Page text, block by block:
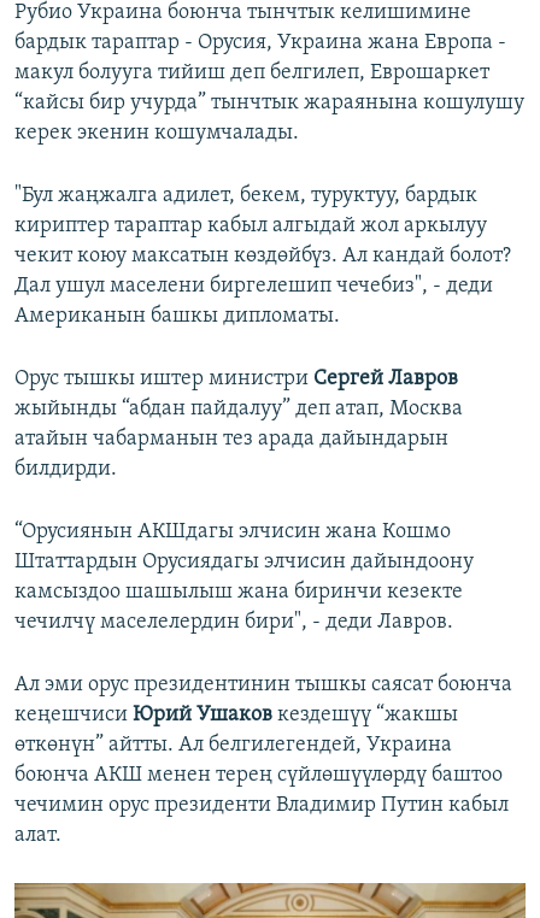
Рубио Украина боюнча тынчтык келишимине
бардык тараптар - Орусия, Украина жана Европа -
макул болууга тийиш деп белгилеп, Еврошаркет
“кайсы бир учурда” тынчтык жараянына кошулушу
керек экенин кошумчалады.
"Бул жаңжалга адилет, бекем, туруктуу, бардык
кириптер тараптар кабыл алгыдай жол аркылуу
чекит коюу максатын көздөйбүз. Ал кандай болот?
Дал ушул маселени биргелешип чечебиз", - деди
Американын башкы дипломаты.
Орус тышкы иштер министри Сергей Лавров
жыйынды “абдан пайдалуу” деп атап, Москва
атайын чабарманын тез арада дайындарын
билдирди.
“Орусиянын АКШдагы элчисин жана Кошмо
Штаттардын Орусиядагы элчисин дайындоону
камсыздоо шашылыш жана биринчи кезекте
чечилчү маселелердин бири", - деди Лавров.
Ал эми орус президентинин тышкы саясат боюнча
кеңешчиси Юрий Ушаков кездешүү “жакшы
өткөнүн” айтты. Ал белгилегендей, Украина
боюнча АКШ менен терең сүйлөшүүлөрдү баштоо
чечимин орус президенти Владимир Путин кабыл
алат.